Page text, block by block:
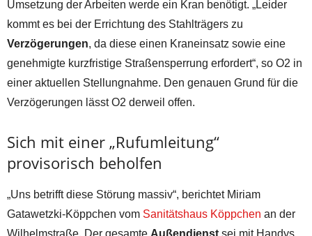
Umsetzung der Arbeiten werde ein Kran benötigt. „Leider
kommt es bei der Errichtung des Stahlträgers zu
Verzögerungen, da diese einen Kraneinsatz sowie eine
genehmigte kurzfristige Straßensperrung erfordert“, so O2 in
einer aktuellen Stellungnahme. Den genauen Grund für die
Verzögerungen lässt O2 derweil offen.
Sich mit einer „Rufumleitung“
provisorisch beholfen
„Uns betrifft diese Störung massiv“, berichtet Miriam
Gatawetzki-Köppchen vom Sanitätshaus Köppchen an der